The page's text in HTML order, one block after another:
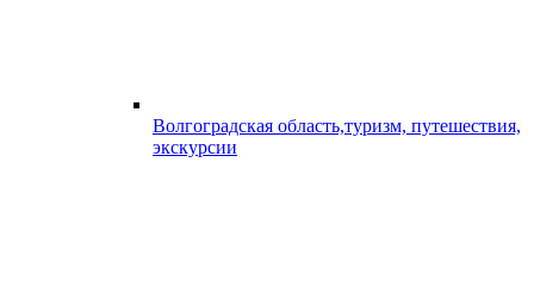
Волгоградская область,туризм, путешествия,
экскурсии